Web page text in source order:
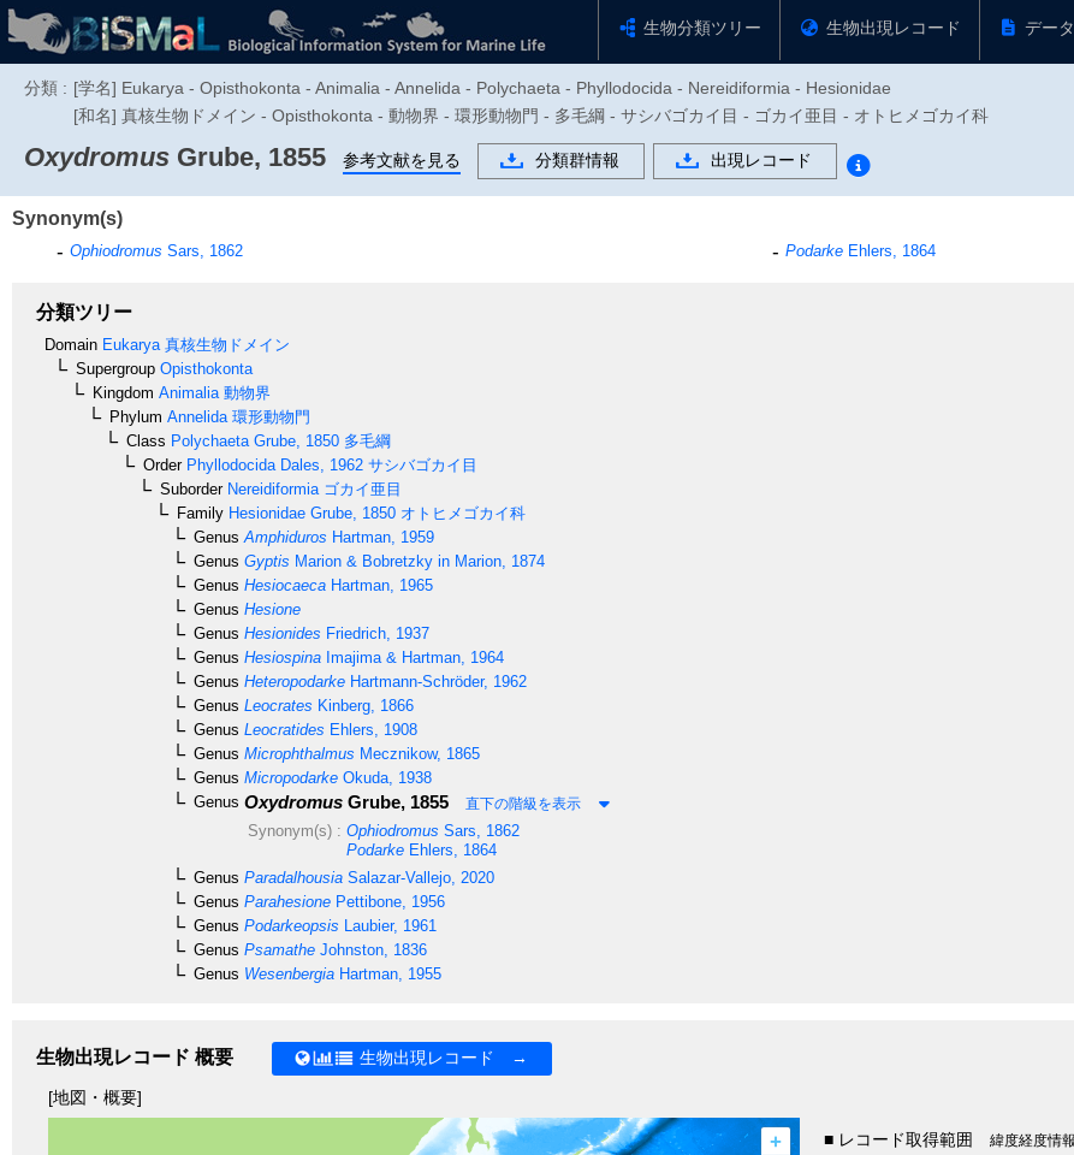
生物分類ツリー 生物出現レコード デー
分類 : [学名] Eukarya - Opisthokonta - Animalia - Annelida - Polychaeta - Phyllodocida - Nereidiformia - Hesionidae
[和名] 真核生物ドメイン - Opisthokonta - 動物界 - 環形動物門 - 多毛綱 - サシバゴカイ目 - ゴカイ亜目 - オトヒメゴカイ科
Oxydromus Grube, 1855 参考文献を見る 分類群情報 出現レコード
Synonym(s)
Ophiodromus Sars, 1862 PodarkeEhlers, 1864
分類ツリー
Domain Eukarya 真核生物ドメイン
Supergroup Opisthokonta
Kingdom Animalia 動物界
Phylum Annelida 環形動物門
Class Polychaeta Grube, 1850 多毛綱
OrderPhyllodocida Dales, 1962 サシバゴカイ目
SuborderNereidiformia ゴカイ亜目
Family Hesionidae Grube, 1850 オトヒメゴカイ科
Genus Amphiduros Hartman, 1959
Genus Gyptis Marion & Bobretzky in Marion, 1874
Genus Hesiocaeca Hartman, 1965
Genus Hesione
Genus Hesionides Friedrich, 1937
Genus Hesiospina Imajima & Hartman, 1964
Genus Heteropodarke Hartmann-Schröder, 1962
Genus Leocrates Kinberg, 1866
Genus Leocratides Ehlers, 1908
Genus Microphthalmus Mecznikow, 1865
Genus Micropodarke Okuda, 1938
Genus Oxydromus Grube, 1855 直下の階級を表示
Synonym(s) : Ophiodromus Sars, 1862
PodarkeEhlers, 1864
Genus Paradalhousia Salazar-Vallejo, 2020
Genus Parahesione Pettibone, 1956
Genus Podarkeopsis Laubier, 1961
Genus Psamathe Johnston, 1836
Genus Wesenbergia Hartman, 1955
生物出現レコード 概要 生物出現レコード →
[地図・概要]
+
■ レコード取得範囲 緯度経度情